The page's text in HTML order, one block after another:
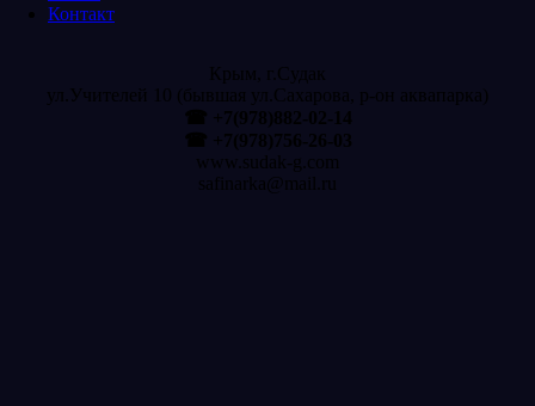
Контакт
Крым, г.Судак
ул.Учителей 10 (бывшая ул.Сахарова, р-он аквапарка)
☎ +7(978)882-02-14
☎ +7(978)756-26-03
www.sudak-g.com
safinarka@mail.ru